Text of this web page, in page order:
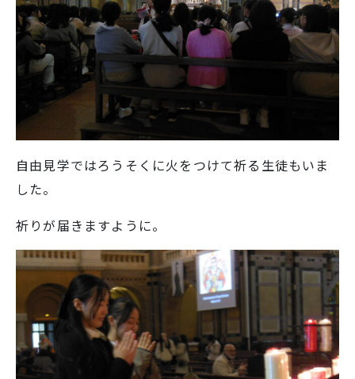
自由見学ではろうそくに火をつけて祈る生徒もいま
した。
祈りが届きますように。